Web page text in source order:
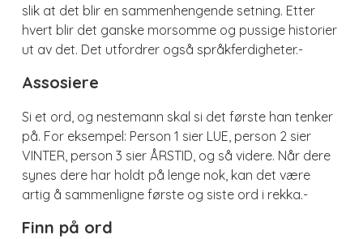
slik at det blir en sammenhengende setning. Etter
hvert blir det ganske morsomme og pussige historier
ut av det. Det utfordrer også språkferdigheter.-
Assosiere
Si et ord, og nestemann skal si det første han tenker
på. For eksempel: Person 1 sier LUE, person 2 sier
VINTER, person 3 sier ÅRSTID, og så videre. Når dere
synes dere har holdt på lenge nok, kan det være
artig å sammenligne første og siste ord i rekka.-
Finn på ord